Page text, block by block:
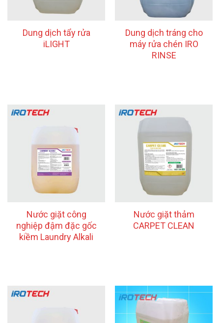
Dung dịch tẩy rửa
iLIGHT
Dung dịch tráng cho
máy rửa chén IRO
RINSE
Nước giặt công
nghiệp đậm đặc gốc
kiềm Laundry Alkali
Nước giặt thảm
CARPET CLEAN